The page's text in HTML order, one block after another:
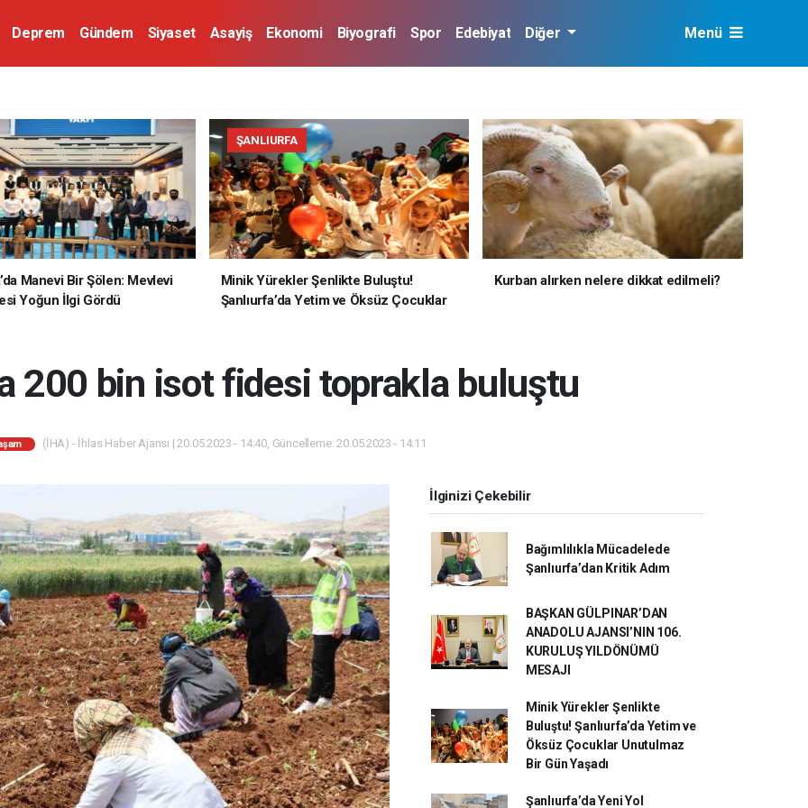
Deprem Gündem Siyaset Asayiş Ekonomi Biyografi Spor Edebiyat Diğer Menü
Manevi Bir Şölen: Mevlevi
Yoğun İlgi Gördü
ŞANLIURFA
Minik Yürekler Şenlikte Buluştu!
Şanlıurfa’da Yetim ve Öksüz Çocuklar
Kurban alırken nelere dikkat edilmeli?
200 bin isot fidesi toprakla buluştu
(İHA) - İhlas Haber Ajansı | 20.05.2023 - 14:40, Güncelleme: 20.05.2023 - 14:11
İlginizi Çekebilir
Bağımlılıkla Mücadelede
Şanlıurfa’dan Kritik Adım
BAŞKAN GÜLPINAR’DAN
ANADOLU AJANSI’NIN 106.
KURULUŞ YILDÖNÜMÜ
MESAJI
Minik Yürekler Şenlikte
Buluştu! Şanlıurfa’da Yetim ve
Öksüz Çocuklar Unutulmaz
Bir Gün Yaşadı
Şanlıurfa’da Yeni Yol